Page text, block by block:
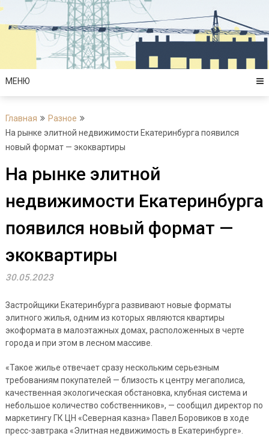
Перейти
содержимому
МЕНЮ
Главная
Разное
На рынке элитной недвижимости Екатеринбурга появился
новый формат — экоквартиры
На рынке элитной
недвижимости Екатеринбурга
появился новый формат —
экоквартиры
30.05.2023
Застройщики Екатеринбурга развивают новые форматы
элитного жилья, одним из которых являются квартиры
экоформата в малоэтажных домах, расположенных в черте
города и при этом в лесном массиве.
«Такое жилье отвечает сразу нескольким серьезным
требованиям покупателей — близость к центру мегаполиса,
качественная экологическая обстановка, клубная система и
небольшое количество собственников», — сообщил директор по
маркетингу ГК ЦН «Северная казна» Павел Боровиков в ходе
пресс-завтрака «Элитная недвижимость в Екатеринбурге».